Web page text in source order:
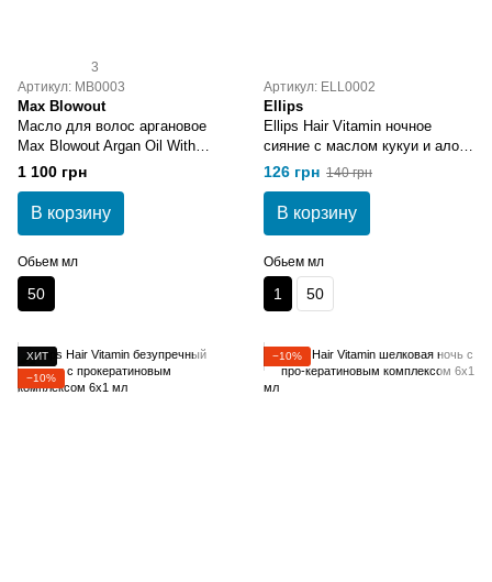
3
Артикул: MB0003
Max Blowout
Масло для волос аргановое
Max Blowout Argan Oil With
Buriti 50 мл
1 100 грн
В корзину
Обьем мл
50
Артикул: ELL0002
Ellips
Ellips Hair Vitamin ночное
сияние с маслом кукуи и алоэ
вера 8х1 мл
126 грн 140 грн
В корзину
Обьем мл
1 50
ХИТ
−10%
−10%